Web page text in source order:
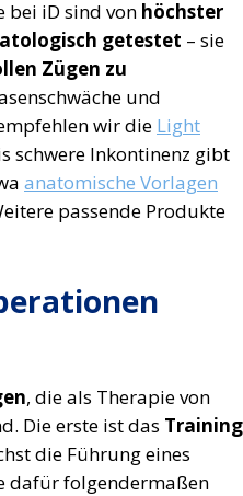
bei iD sind von höchster
getestet – sie
Zügen zu
und
wir die Light
schwere Inkontinenz gibt
anatomische Vorlagen
passende Produkte
, die als Therapie von
Die erste ist das Training
die Führung eines
dafür folgendermaßen